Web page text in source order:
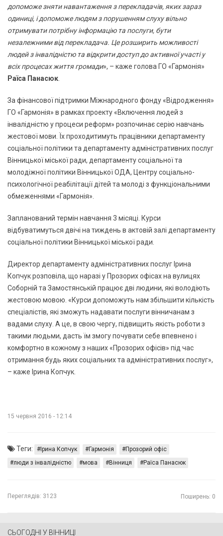
допоможе зняти навантаження з перекладачів, яких зараз
одиниці, і допоможе людям з порушенням слуху вільно
отримувати потрібну інформацію та послуги, бути
незалежними від перекладача. Це розширить можливості
людей з інвалідністю та відкрити доступ до активної участі у
всіх процесах життя громади», – каже голова ГО «Гармонія»
Раїса Панасюк
За фінансової підтримки Міжнародного фонду «Відродження»
ГО «Гармонія» в рамках проекту «Включення людей з
інвалідністю у процеси реформ» розпочинає серію навчань
жестової мови. Їх проходитимуть працівники департаменту
соціальної політики та департаменту адміністративних послуг
Вінницької міської ради, департаменту соціальної та
молодіжної політики Вінницької ОДА, Центру соціально-
психологічної реабілітації дітей та молоді з функціональними
обмеженнями «Гармонія».
Запланований термін навчання 3 місяці. Курси
відбуватимуться двічі на тиждень в актовій залі департаменту
соціальної політики Вінницької міської ради.
Директор департаменту адміністративних послуг Ірина
Копчук розповіла, що наразі у Прозорих офісах на вулицях
Соборній та Замостянській працює дві людини, які володіють
жестовою мовою. «Курси допоможуть нам збільшити кількість
спеціалістів, які зможуть надавати послуги вінничанам з
вадами слуху. А це, в свою чергу, підвищить якість роботи з
такими людьми, дасть їм змогу почувати себе впевнено і
комфортно в кожному з наших «Прозорих офісів» під час
отримання будь яких соціальних та адміністративних послуг»,
– каже Ірина Копчук.
15 червня 2016 - 12:14
Теги: Ірина Копчук Гармонія
Прозорий офіс
люди з інвалідністю
мова Вінниця Раїса Панасюк
Переглядів: 3123 Поширень: 0
СЬОГОДНІ У ВІННИЦІ